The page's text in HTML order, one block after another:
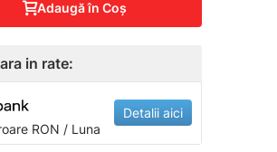
Adaugă în Coş
in rate:
RON / Luna
Detalii aici